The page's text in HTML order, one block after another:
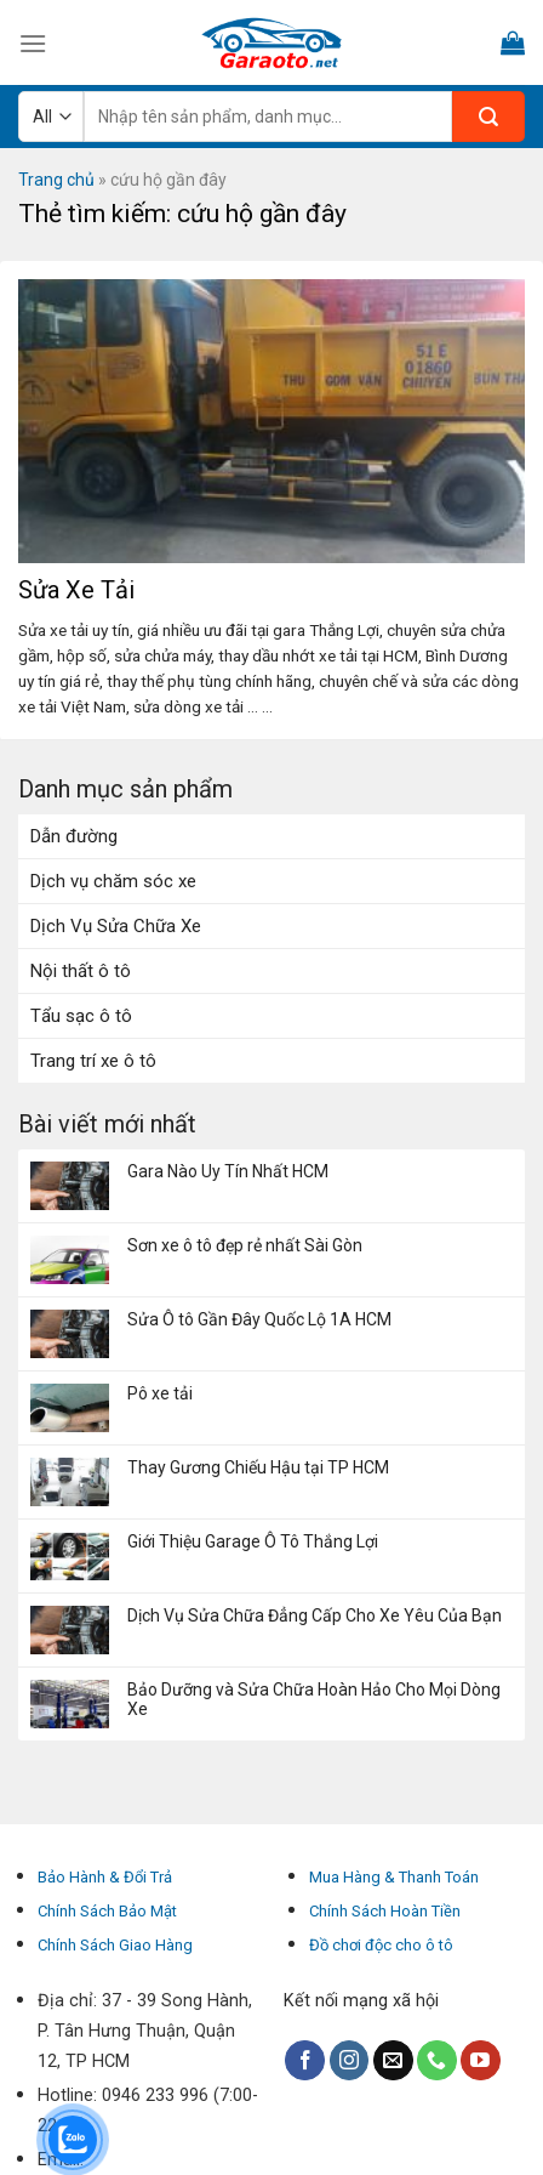
kiếm:
Trang chủ » cứu hộ gần đây
Thẻ tìm kiếm: cứu hộ gần đây
Danh mục sản phẩm
Dẫn đường
Dịch vụ chăm sóc xe
Dịch Vụ Sửa Chữa Xe
Nội thất ô tô
Tẩu sạc ô tô
Trang trí xe ô tô
Bài viết mới nhất
Gara Nào Uy Tín Nhất HCM
Sơn xe ô tô đẹp rẻ nhất Sài Gòn
Sửa Ô tô Gần Đây Quốc Lộ 1A HCM
Pô xe tải
Thay Gương Chiếu Hậu tại TP HCM
Giới Thiệu Garage Ô Tô Thắng Lợi
Dịch Vụ Sửa Chữa Đẳng Cấp Cho Xe Yêu Của Bạn
Bảo Dưỡng và Sửa Chữa Hoàn Hảo Cho Mọi Dòng
Xe
Sửa Xe Tải
Sửa xe tải uy tín, giá nhiều ưu đãi tại gara Thắng Lợi, chuyên sửa chửa
gầm, hộp số, sửa chửa máy, thay dầu nhớt xe tải tại HCM, Bình Dương
uy tín giá rẻ, thay thế phụ tùng chính hãng, chuyên chế và sửa các dòng
xe tải Việt Nam, sửa dòng xe tải ... ...
Bảo Hành & Đổi Trả
Chính Sách Bảo Mật
Chính Sách Giao Hàng
Mua Hàng & Thanh Toán
Chính Sách Hoàn Tiền
Đồ chơi độc cho ô tô
Địa chỉ: 37 - 39 Song Hành,
P. Tân Hưng Thuận, Quận
12, TP HCM
Hotline: 0946 233 996 (7:00-
22:00)
Email:
Kết nối mạng xã hội